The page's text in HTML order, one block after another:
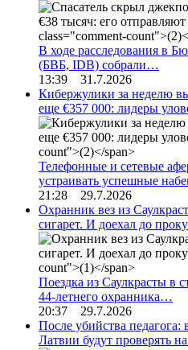
В ходе расследования в
(БВБ, IDB) собрали…
13:39 31.7.2026
Кибержулики за неделю
еще €357 000: лидеры
Телефонные и сетевые
устраивать успешные
21:28 29.7.2026
Охранник вез из
сигарет. И доехал до
Поездка из Саулкрасты в
44-летнего охранника…
20:37 29.7.2026
После убийства
Латвии будут проверять